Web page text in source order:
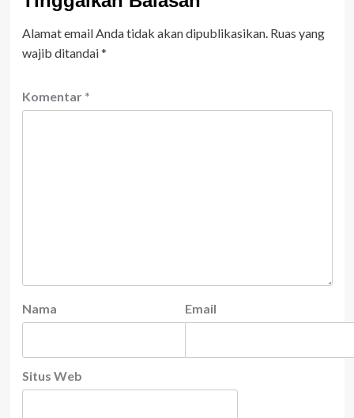
Alamat email Anda tidak akan dipublikasikan. Ruas yang
wajib ditandai*
Komentar *
Nama Email
Situs Web